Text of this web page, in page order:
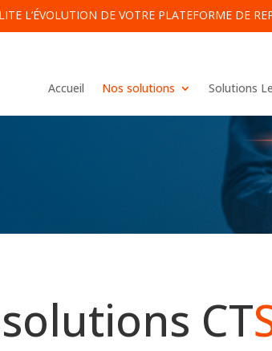
L’ÉVOLUTION DE VOTRE PLATEFORME DE
Accueil Nos solutions Solutions
CT